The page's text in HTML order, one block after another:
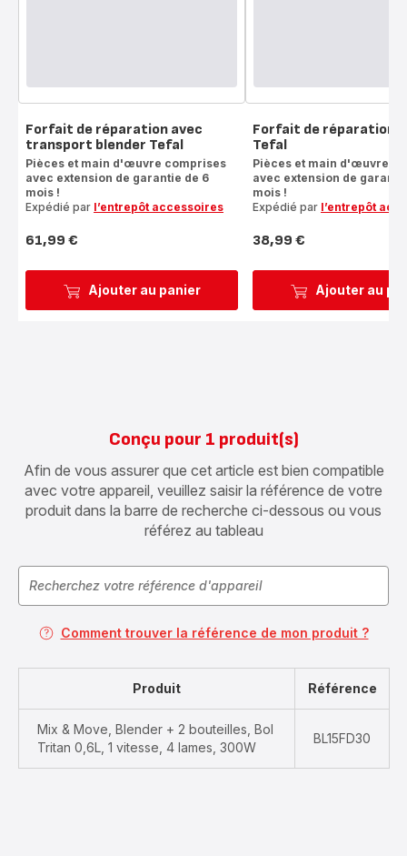
Ajouter au panier
Forfait de réparation avec
transport blender Tefal
Pièces et main d'œuvre comprises
avec extension de garantie de 6
mois !
Expédié par l’entrepôt accessoires
Prix
61,99 €
Ajouter au
Forfait de réparation
Tefal
Pièces et main d'œuvre
avec extension de
mois !
Expédié par l’entrepôt
Prix
38,99 €
Conçu pour 1 produit(s)
Afin de vous assurer que cet article est bien compatible
avec votre appareil, veuillez saisir la référence de votre
produit dans la barre de recherche ci-dessous ou vous
référez au tableau
Comment trouver la référence de mon produit ?
Produit Référence
Mix & Move, Blender + 2 bouteilles, Bol
Tritan 0,6L, 1 vitesse, 4 lames, 300W
BL15FD30